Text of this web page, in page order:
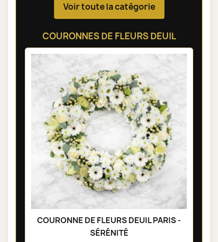
Voir toute la catégorie
COURONNES DE FLEURS DEUIL
COURONNE DE FLEURS DEUIL PARIS -
SÉRÉNITÉ